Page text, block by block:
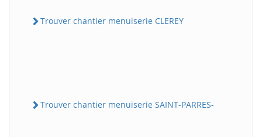
Trouver chantier menuiserie CLEREY
Trouver chantier menuiserie SAINT-PARRES-